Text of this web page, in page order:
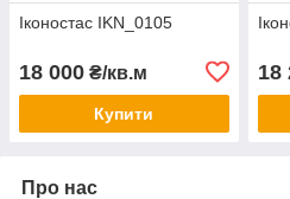
Іконостас IKN_0105
18 000 ₴/кв.м
Купити
18
Про нас